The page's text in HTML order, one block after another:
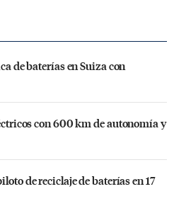
de baterías en Suiza con
con 600 km de autonomía y
de reciclaje de baterías en 17